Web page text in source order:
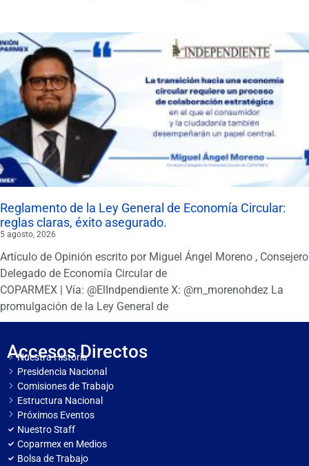
Reglamento de la Ley General de Economía Circular:
reglas claras, éxito asegurado.
5 agosto, 2026
Artículo de Opinión escrito por Miguel Ángel Moreno , Consejero
Delegado de Economía Circular de
COPARMEX | Vía: @ElIndpendiente X: @m_morenohdez La
promulgación de la Ley General de
Accesos Directos
Nuestra Historia
Presidencia Nacional
Comisiones de Trabajo
Estructura Nacional
Próximos Eventos
Nuestro Staff
Coparmex en Medios
Bolsa de Trabajo